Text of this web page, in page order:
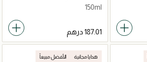
150ml
هدايا مجانية الأفضل مبيعاً